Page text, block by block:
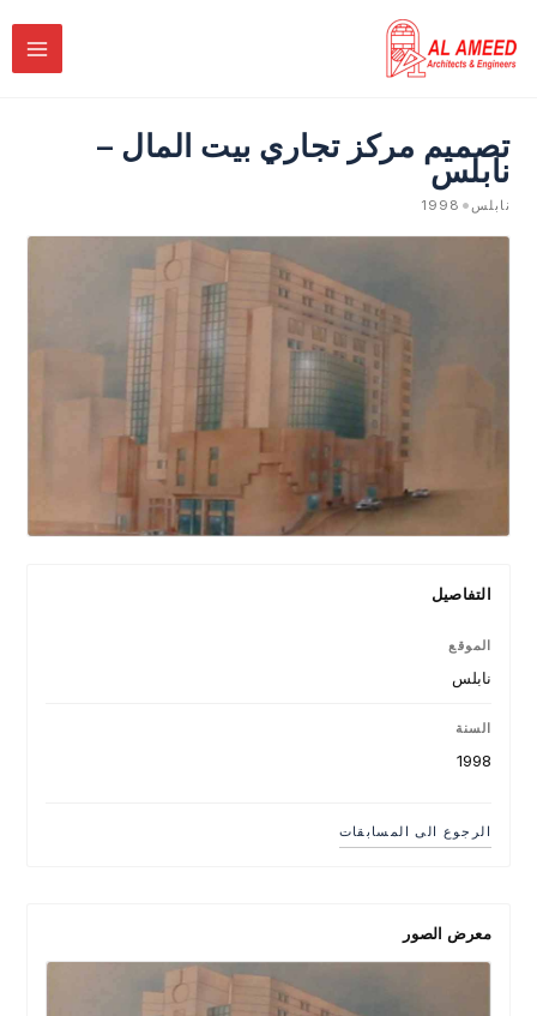
إلى
المحتوى
تصميم مركز تجاري بيت المال –
نابلس
نابلس•
1998
معرض الصور
التفاصيل
الموقع
نابلس
السنة
1998
الرجوع الى المسابقات